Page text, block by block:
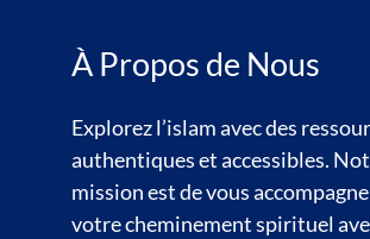
À Propos de Nous
Explorez l’islam avec des
authentiques et accessibles.
mission est de vous
votre cheminement spirituel